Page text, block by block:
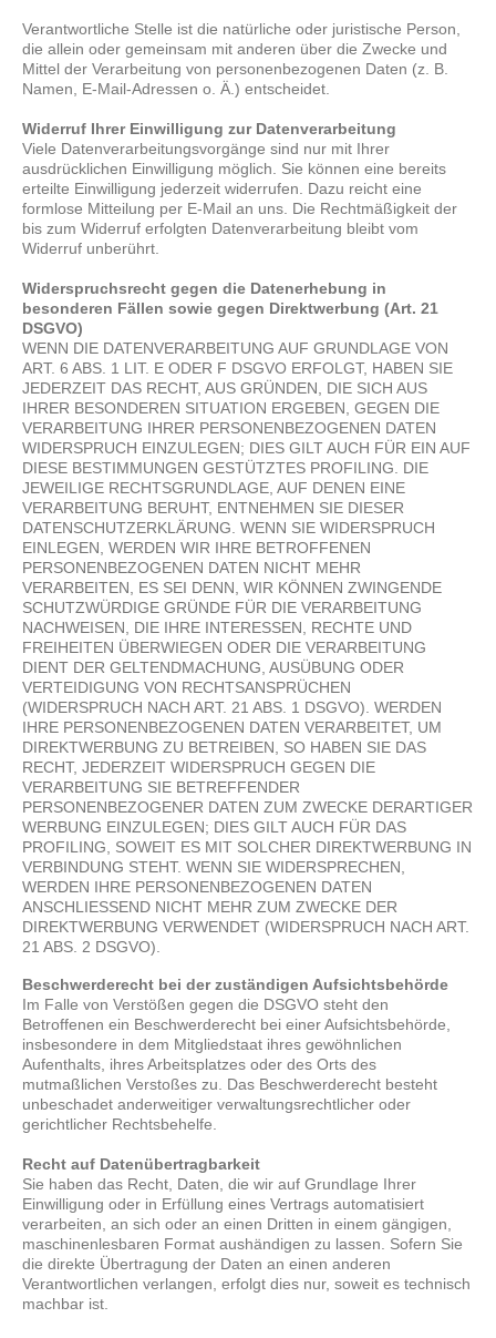
Verantwortliche Stelle ist die natürliche oder juristische Person,
die allein oder gemeinsam mit anderen über die Zwecke und
Mittel der Verarbeitung von personenbezogenen Daten (z. B.
Namen, E-Mail-Adressen o. Ä.) entscheidet.
Widerruf Ihrer Einwilligung zur Datenverarbeitung
Viele Datenverarbeitungsvorgänge sind nur mit Ihrer
ausdrücklichen Einwilligung möglich. Sie können eine bereits
erteilte Einwilligung jederzeit widerrufen. Dazu reicht eine
formlose Mitteilung per E-Mail an uns. Die Rechtmäßigkeit der
bis zum Widerruf erfolgten Datenverarbeitung bleibt vom
Widerruf unberührt.
Widerspruchsrecht gegen die Datenerhebung in
besonderen Fällen sowie gegen Direktwerbung (Art. 21
DSGVO)
WENN DIE DATENVERARBEITUNG AUF GRUNDLAGE VON
ART. 6 ABS. 1 LIT. E ODER F DSGVO ERFOLGT, HABEN SIE
JEDERZEIT DAS RECHT, AUS GRÜNDEN, DIE SICH AUS
IHRER BESONDEREN SITUATION ERGEBEN, GEGEN DIE
VERARBEITUNG IHRER PERSONENBEZOGENEN DATEN
WIDERSPRUCH EINZULEGEN; DIES GILT AUCH FÜR EIN AUF
DIESE BESTIMMUNGEN GESTÜTZTES PROFILING. DIE
JEWEILIGE RECHTSGRUNDLAGE, AUF DENEN EINE
VERARBEITUNG BERUHT, ENTNEHMEN SIE DIESER
DATENSCHUTZERKLÄRUNG. WENN SIE WIDERSPRUCH
EINLEGEN, WERDEN WIR IHRE BETROFFENEN
PERSONENBEZOGENEN DATEN NICHT MEHR
VERARBEITEN, ES SEI DENN, WIR KÖNNEN ZWINGENDE
SCHUTZWÜRDIGE GRÜNDE FÜR DIE VERARBEITUNG
NACHWEISEN, DIE IHRE INTERESSEN, RECHTE UND
FREIHEITEN ÜBERWIEGEN ODER DIE VERARBEITUNG
DIENT DER GELTENDMACHUNG, AUSÜBUNG ODER
VERTEIDIGUNG VON RECHTSANSPRÜCHEN
(WIDERSPRUCH NACH ART. 21 ABS. 1 DSGVO). WERDEN
IHRE PERSONENBEZOGENEN DATEN VERARBEITET, UM
DIREKTWERBUNG ZU BETREIBEN, SO HABEN SIE DAS
RECHT, JEDERZEIT WIDERSPRUCH GEGEN DIE
VERARBEITUNG SIE BETREFFENDER
PERSONENBEZOGENER DATEN ZUM ZWECKE DERARTIGER
WERBUNG EINZULEGEN; DIES GILT AUCH FÜR DAS
PROFILING, SOWEIT ES MIT SOLCHER DIREKTWERBUNG IN
VERBINDUNG STEHT. WENN SIE WIDERSPRECHEN,
WERDEN IHRE PERSONENBEZOGENEN DATEN
ANSCHLIESSEND NICHT MEHR ZUM ZWECKE DER
DIREKTWERBUNG VERWENDET (WIDERSPRUCH NACH ART.
21 ABS. 2 DSGVO).
Beschwerderecht bei der zuständigen Aufsichtsbehörde
Im Falle von Verstößen gegen die DSGVO steht den
Betroffenen ein Beschwerderecht bei einer Aufsichtsbehörde,
insbesondere in dem Mitgliedstaat ihres gewöhnlichen
Aufenthalts, ihres Arbeitsplatzes oder des Orts des
mutmaßlichen Verstoßes zu. Das Beschwerderecht besteht
unbeschadet anderweitiger verwaltungsrechtlicher oder
gerichtlicher Rechtsbehelfe.
Recht auf Datenübertragbarkeit
Sie haben das Recht, Daten, die wir auf Grundlage Ihrer
Einwilligung oder in Erfüllung eines Vertrags automatisiert
verarbeiten, an sich oder an einen Dritten in einem gängigen,
maschinenlesbaren Format aushändigen zu lassen. Sofern Sie
die direkte Übertragung der Daten an einen anderen
Verantwortlichen verlangen, erfolgt dies nur, soweit es technisch
machbar ist.